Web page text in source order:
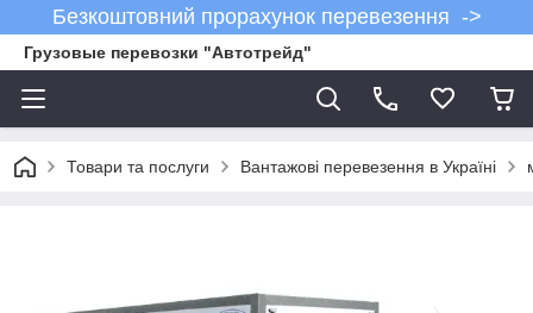
Безкоштовний прорахунок перевезення ->
Грузовые перевозки "Автотрейд"
Товари та послуги Вантажові перевезення в Україні